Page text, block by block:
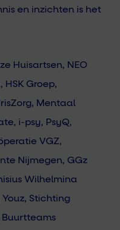
en inzichten is het
Huisartsen, NEO
HSK Groep,
Mentaal
i-psy, PsyQ,
VGZ,
Nijmegen, GGz
Wilhelmina
Stichting